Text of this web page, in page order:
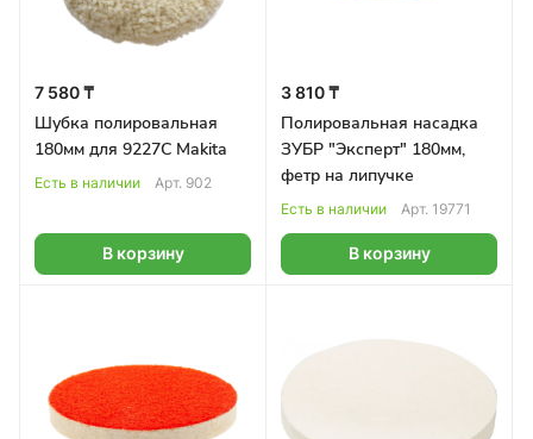
7 580 ₸
Шубка полировальная
180мм для 9227С Makita
Есть в наличии Арт. 902
В корзину
3 810 ₸
Полировальная насадка
ЗУБР "Эксперт" 180мм,
фетр на липучке
Есть в наличии Арт. 19771
В корзину